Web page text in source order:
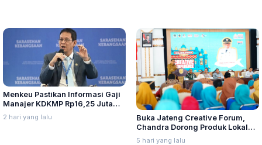
Menkeu Pastikan Informasi Gaji
Manajer KDKMP Rp16,25 Juta
Tidak Benar
2 hari yang lalu
Buka Jateng Creative Forum,
Chandra Dorong Produk Lokal
Pati Naik Kelas
5 hari yang lalu